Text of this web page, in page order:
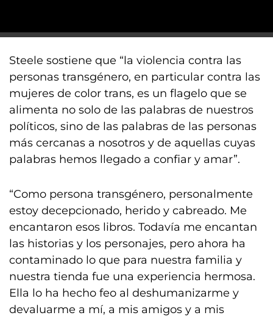
Steele sostiene que “la violencia contra las
personas transgénero, en particular contra las
mujeres de color trans, es un flagelo que se
alimenta no solo de las palabras de nuestros
políticos, sino de las palabras de las personas
más cercanas a nosotros y de aquellas cuyas
palabras hemos llegado a confiar y amar”.
“Como persona transgénero, personalmente
estoy decepcionado, herido y cabreado. Me
encantaron esos libros. Todavía me encantan
las historias y los personajes, pero ahora ha
contaminado lo que para nuestra familia y
nuestra tienda fue una experiencia hermosa.
Ella lo ha hecho feo al deshumanizarme y
devaluarme a mí, a mis amigos y a mis